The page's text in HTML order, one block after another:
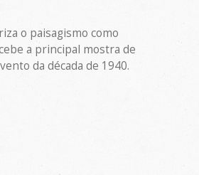
o paisagismo como
a principal mostra de
da década de 1940.